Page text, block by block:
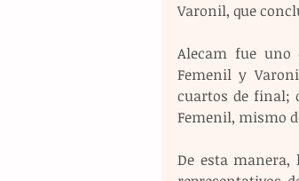
Varonil, que
Alecam fue uno
Femenil y
cuartos de final;
Femenil, mismo
De esta manera,